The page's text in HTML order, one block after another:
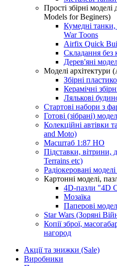
Прості збірні
Models for Beginers)
Кумедні танки,
War Toons
Airfix Quick
Складання без
Дерев'яні
Моделі архітектури
Збірні
Керамічні
Лялькові
Стартові набори з
Готові (зібрані)
Колекційні автівки
and Moto)
Масштаб 1:87 HO
Підставки, вітрини,
Terrains etc)
Радіокеровані
Картонні моделі,
4D-пазли "4D
Мозаїка
Паперові
Star Wars (Зоряні
Копії зброї,
нагород
Акції та знижки (Sale)
Виробники